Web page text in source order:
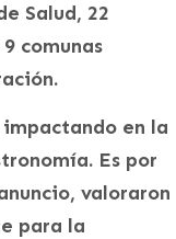
Salud, 22
comunas
en la
Es por
valoraron
para la